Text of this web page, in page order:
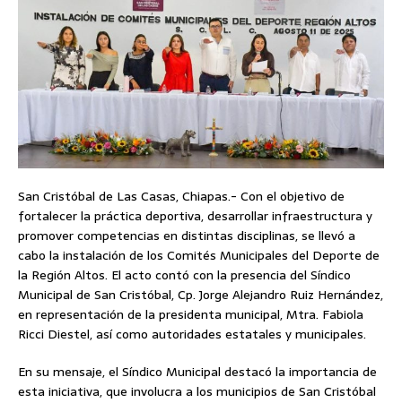
San Cristóbal de Las Casas, Chiapas.- Con el objetivo de
fortalecer la práctica deportiva, desarrollar infraestructura y
promover competencias en distintas disciplinas, se llevó a
cabo la instalación de los Comités Municipales del Deporte de
la Región Altos. El acto contó con la presencia del Síndico
Municipal de San Cristóbal, Cp. Jorge Alejandro Ruiz Hernández,
en representación de la presidenta municipal, Mtra. Fabiola
Ricci Diestel, así como autoridades estatales y municipales.
En su mensaje, el Síndico Municipal destacó la importancia de
esta iniciativa, que involucra a los municipios de San Cristóbal